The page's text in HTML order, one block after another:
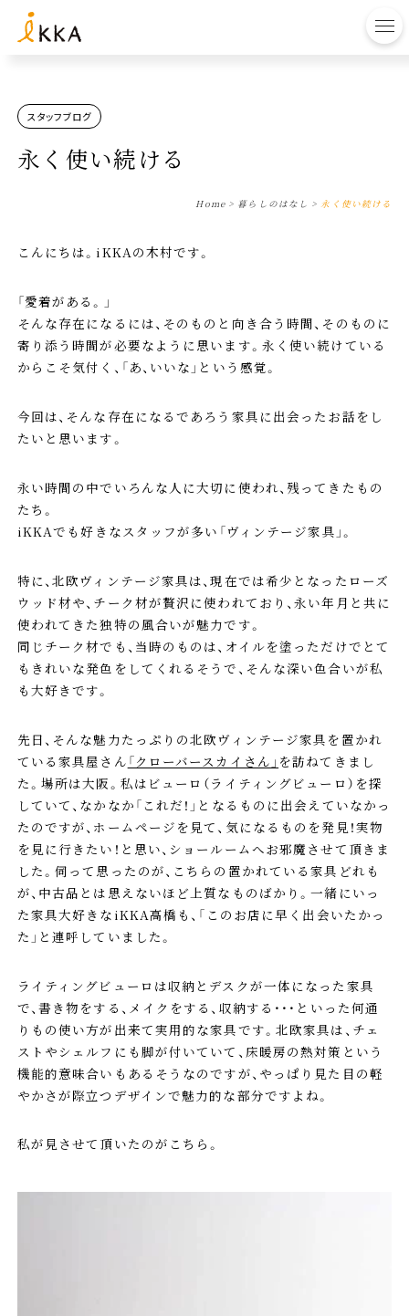
スタッフブログ
永く使い続ける
Home> 暮らしのはなし >永く使い続ける
こんにちは。iKKAの木村です。
「愛着がある。」
そんな存在になるには、そのものと向き合う時間、そのものに
寄り添う時間が必要なように思います。永く使い続けている
からこそ気付く、「あ、いいな」という感覚。
今回は、そんな存在になるであろう家具に出会ったお話をし
たいと思います。
永い時間の中でいろんな人に大切に使われ、残ってきたもの
たち。
iKKAでも好きなスタッフが多い「ヴィンテージ家具」。
特に、北欧ヴィンテージ家具は、現在では希少となったローズ
ウッド材や、チーク材が贅沢に使われており、永い年月と共に
使われてきた独特の風合いが魅力です。
同じチーク材でも、当時のものは、オイルを塗っただけでとて
もきれいな発色をしてくれるそうで、そんな深い色合いが私
も大好きです。
先日、そんな魅力たっぷりの北欧ヴィンテージ家具を置かれ
ている家具屋さん 「クローバースカイさん」 を訪ねてきまし
た。場所は大阪。私はビューロ（ライティングビューロ）を探
していて、なかなか「これだ！」となるものに出会えていなかっ
たのですが、ホームページを見て、気になるものを発見！実物
を見に行きたい！と思い、ショールームへお邪魔させて頂きま
した。伺って思ったのが、こちらの置かれている家具どれも
が、中古品とは思えないほど上質なものばかり。一緒にいっ
た家具大好きなiKKA高橋も、「このお店に早く出会いたかっ
た」と連呼していました。
ライティングビューロは収納とデスクが一体になった家具
で、書き物をする、メイクをする、収納する・・・といった何通
りもの使い方が出来て実用的な家具です。北欧家具は、チェ
ストやシェルフにも脚が付いていて、床暖房の熱対策という
機能的意味合いもあるそうなのですが、やっぱり見た目の軽
やかさが際立つデザインで魅力的な部分ですよね。
私が見させて頂いたのがこちら。